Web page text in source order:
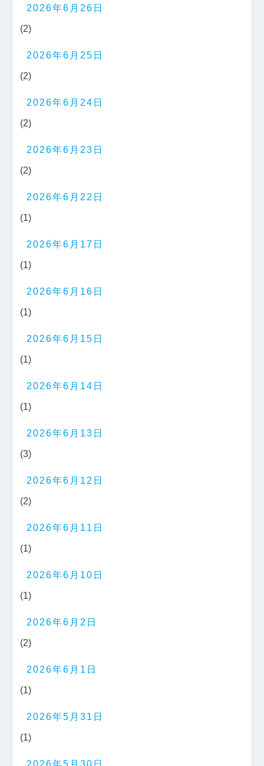
2026年6月26日
(2)
2026年6月25日
(2)
2026年6月24日
(2)
2026年6月23日
(2)
2026年6月22日
(1)
2026年6月17日
(1)
2026年6月16日
(1)
2026年6月15日
(1)
2026年6月14日
(1)
2026年6月13日
(3)
2026年6月12日
(2)
2026年6月11日
(1)
2026年6月10日
(1)
2026年6月2日
(2)
2026年6月1日
(1)
2026年5月31日
(1)
2026年5月30日